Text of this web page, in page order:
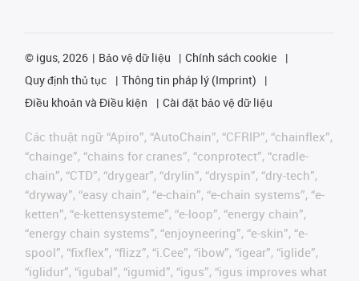
© igus, 2026 Bảo vệ dữ liệu
Chính sách cookie
Quy định thủ tục
Thông tin pháp lý (Imprint)
Điều khoản và Điều kiện
Cài đặt bảo vệ dữ liệu
Các thuật ngữ “Apiro”, “AutoChain”, “CFRIP”, “chainflex”,
“chainge”, “chains for cranes”, “conprotect”, “cradle-
chain”, “CTD”, “drygear”, “drylin”, “dryspin”, “dry-tech”,
“dryway”, “easy chain”, “e-chain”, “e-chain systems”, “e-
ketten”, “e-kettensysteme”, “e-loop”, “energy chain”,
“energy chain systems”, “enjoyneering”, “e-skin”, “e-
spool”, “fixflex”, “flizz”, “i.Cee”, “ibow”, “igear”, “iglide”,
“iglidur”, “igubal”, “igumid”, “igus”, “igus improves what